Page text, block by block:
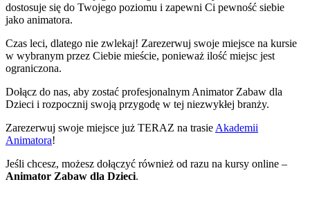
dostosuje się do Twojego poziomu i zapewni Ci pewność siebie
jako animatora.
Czas leci, dlatego nie zwlekaj! Zarezerwuj swoje miejsce na kursie
w wybranym przez Ciebie mieście, ponieważ ilość miejsc jest
ograniczona.
Dołącz do nas, aby zostać profesjonalnym Animator Zabaw dla
Dzieci i rozpocznij swoją przygodę w tej niezwykłej branży.
Zarezerwuj swoje miejsce już TERAZ na trasie Akademii
Animatora!
Jeśli chcesz, możesz dołączyć również od razu na kursy online –
Animator Zabaw dla Dzieci.